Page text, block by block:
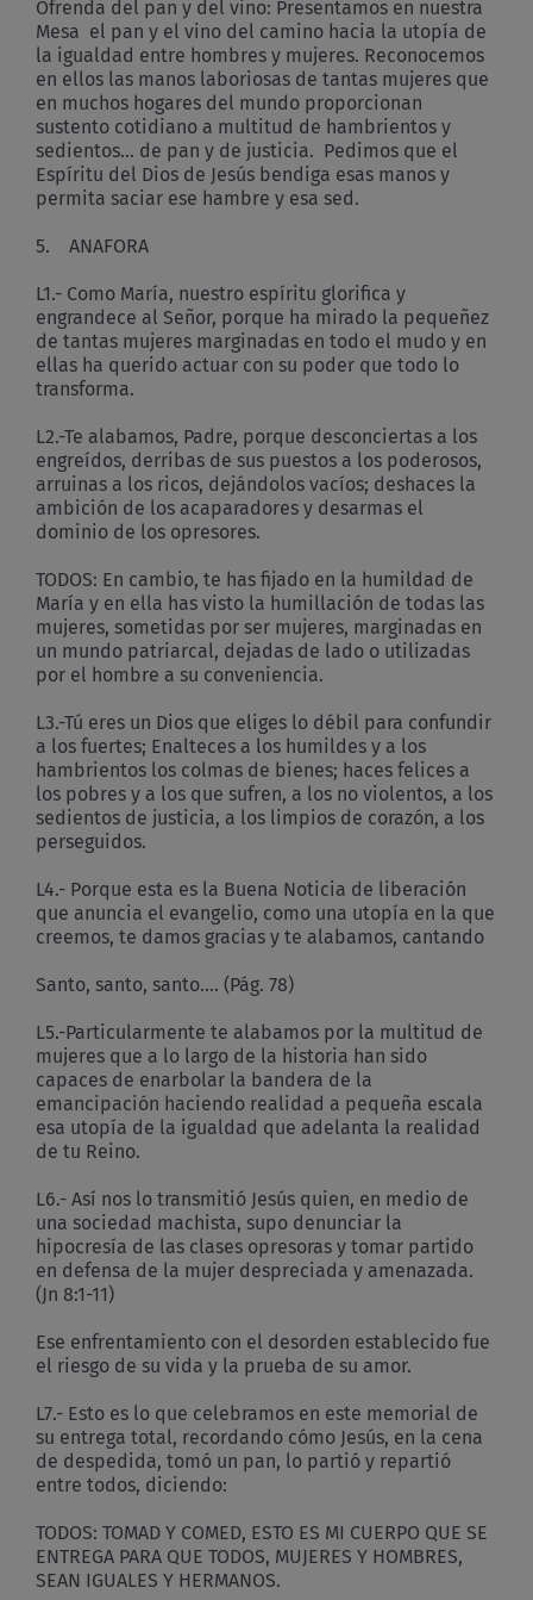
Ofrenda del pan y del vino: Presentamos en nuestra
Mesa el pan y el vino del camino hacia la utopía de
la igualdad entre hombres y mujeres. Reconocemos
en ellos las manos laboriosas de tantas mujeres que
en muchos hogares del mundo proporcionan
sustento cotidiano a multitud de hambrientos y
sedientos… de pan y de justicia. Pedimos que el
Espíritu del Dios de Jesús bendiga esas manos y
permita saciar ese hambre y esa sed.
5. ANAFORA
L1.- Como María, nuestro espíritu glorifica y
engrandece al Señor, porque ha mirado la pequeñez
de tantas mujeres marginadas en todo el mudo y en
ellas ha querido actuar con su poder que todo lo
transforma.
L2.-Te alabamos, Padre, porque desconciertas a los
engreídos, derribas de sus puestos a los poderosos,
arruinas a los ricos, dejándolos vacíos; deshaces la
ambición de los acaparadores y desarmas el
dominio de los opresores.
TODOS: En cambio, te has fijado en la humildad de
María y en ella has visto la humillación de todas las
mujeres, sometidas por ser mujeres, marginadas en
un mundo patriarcal, dejadas de lado o utilizadas
por el hombre a su conveniencia.
L3.-Tú eres un Dios que eliges lo débil para confundir
a los fuertes; Enalteces a los humildes y a los
hambrientos los colmas de bienes; haces felices a
los pobres y a los que sufren, a los no violentos, a los
sedientos de justicia, a los limpios de corazón, a los
perseguidos.
L4.- Porque esta es la Buena Noticia de liberación
que anuncia el evangelio, como una utopía en la que
creemos, te damos gracias y te alabamos, cantando
​Santo, santo, santo…. (Pág. 78)
L5.-Particularmente te alabamos por la multitud de
mujeres que a lo largo de la historia han sido
capaces de enarbolar la bandera de la
emancipación haciendo realidad a pequeña escala
esa utopía de la igualdad que adelanta la realidad
de tu Reino.
L6.- Así nos lo transmitió Jesús quien, en medio de
una sociedad machista, supo denunciar la
hipocresía de las clases opresoras y tomar partido
en defensa de la mujer despreciada y amenazada.
(Jn 8:1-11)
Ese enfrentamiento con el desorden establecido fue
el riesgo de su vida y la prueba de su amor.
L7.- Esto es lo que celebramos en este memorial de
su entrega total, recordando cómo Jesús, en la cena
de despedida, tomó un pan, lo partió y repartió
entre todos, diciendo:
TODOS: TOMAD Y COMED, ESTO ES MI CUERPO QUE SE
ENTREGA PARA QUE TODOS, MUJERES Y HOMBRES,
SEAN IGUALES Y HERMANOS.